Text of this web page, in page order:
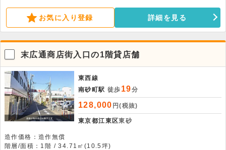
わせください。お気に入り登録 詳細を見る
末広通商店街入口の1階貸店舗
東西線
南砂町駅 徒歩 19分
128,000 円(税抜)
東京都江東区東砂
造作価格：造作無償
階層/面積：1階 / 34.71㎡(10.5坪)